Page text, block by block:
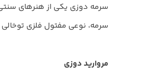
سرمه‌ دوزی یکی از هنرهای
سرمه، نوعی مفتول فلزی
مروارید‌ دوزی